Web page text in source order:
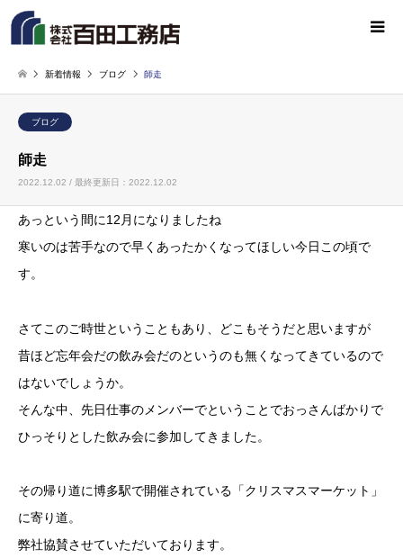
新着情報 ブログ 師走
ブログ
師走
2022.12.02 / 最終更新日：2022.12.02
あっという間に12月になりましたね
寒いのは苦手なので早くあったかくなってほしい今日この頃で
す。
さてこのご時世ということもあり、どこもそうだと思いますが
昔ほど忘年会だの飲み会だのというのも無くなってきているので
はないでしょうか。
そんな中、先日仕事のメンバーでということでおっさんばかりで
ひっそりとした飲み会に参加してきました。
その帰り道に博多駅で開催されている「クリスマスマーケット」
に寄り道。
弊社協賛させていただいております。